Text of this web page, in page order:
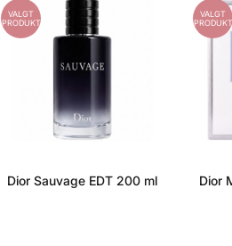
VALGT
PRODUKT
Dior Sauvage EDT 200 ml
VALGT
PRODUKT
Dior